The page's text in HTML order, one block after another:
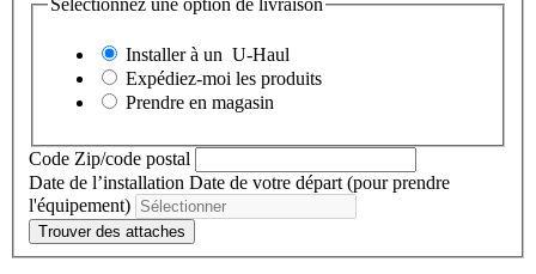
Sélectionnez une option de livraison
Installer à un U-Haul
Expédiez-moi les produits
Prendre en magasin
Code Zip/code postal
Date de l’installation Date de votre départ (pour prendre
l'équipement)
Trouver des attaches